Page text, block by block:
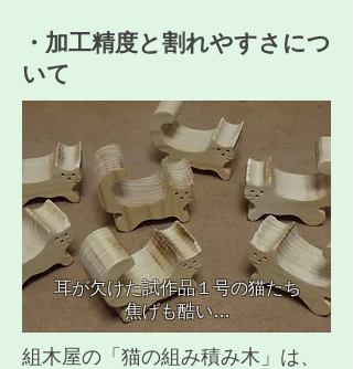
​・加工精度と割れやすさにつ
いて
耳が欠けた試作品１号の猫たち
​焦げも酷い…
組木屋の「猫の組み積み木」は、